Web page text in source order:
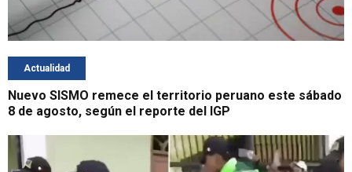
Actualidad
Nuevo SISMO remece el territorio peruano este sábado
8 de agosto, según el reporte del IGP